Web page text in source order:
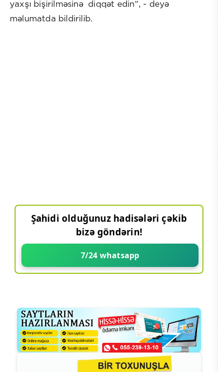
yaxşı bişirilməsinə diqqət edin”, - deyə
məlumatda bildirilib.
Şahidi olduğunuz hadisələri çəkib
bizə göndərin!
7/24 whatsapp